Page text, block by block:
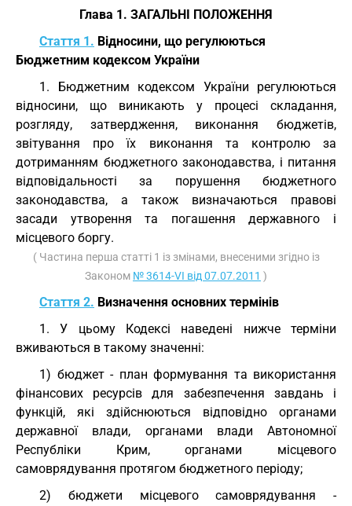
Глава 1. ЗАГАЛЬНІ ПОЛОЖЕННЯ
Стаття 1. Відносини, що регулюються
Бюджетним кодексом України
1. Бюджетним кодексом України регулюються
відносини, що виникають у процесі складання,
розгляду, затвердження, виконання бюджетів,
звітування про їх виконання та контролю за
дотриманням бюджетного законодавства, і питання
відповідальності за порушення бюджетного
законодавства, а також визначаються правові
засади утворення та погашення державного і
місцевого боргу.
( Частина перша статті 1 із змінами, внесеними згідно із
Законом № 3614-VI від 07.07.2011 )
Стаття 2. Визначення основних термінів
1. У цьому Кодексі наведені нижче терміни
вживаються в такому значенні:
1) бюджет - план формування та використання
фінансових ресурсів для забезпечення завдань і
функцій, які здійснюються відповідно органами
державної влади, органами влади Автономної
Республіки Крим, органами місцевого
самоврядування протягом бюджетного періоду;
2) бюджети місцевого самоврядування -